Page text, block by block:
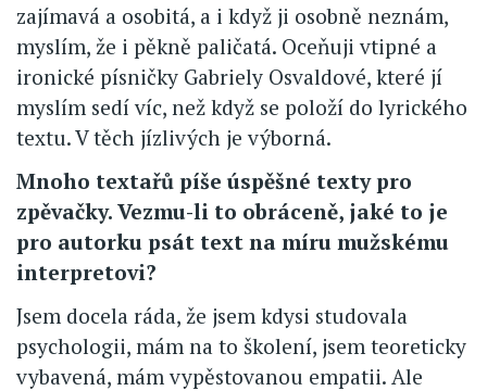
zajímavá a osobitá, a i když ji osobně neznám,
myslím, že i pěkně paličatá. Oceňuji vtipné a
ironické písničky Gabriely Osvaldové, které jí
myslím sedí víc, než když se položí do lyrického
textu. V těch jízlivých je výborná.
Mnoho textařů píše úspěšné texty pro
zpěvačky. Vezmu-li to obráceně, jaké to je
pro autorku psát text na míru mužskému
interpretovi?
Jsem docela ráda, že jsem kdysi studovala
psychologii, mám na to školení, jsem teoreticky
vybavená, mám vypěstovanou empatii. Ale